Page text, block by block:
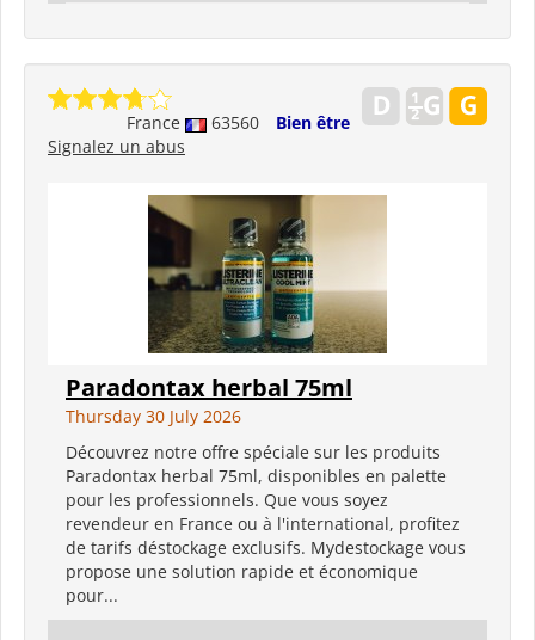
France 63560
Bien être
Signalez un abus
Paradontax herbal 75ml
Thursday 30 July 2026
Découvrez notre offre spéciale sur les produits
Paradontax herbal 75ml, disponibles en palette
pour les professionnels. Que vous soyez
revendeur en France ou à l'international, profitez
de tarifs déstockage exclusifs. Mydestockage vous
propose une solution rapide et économique
pour...